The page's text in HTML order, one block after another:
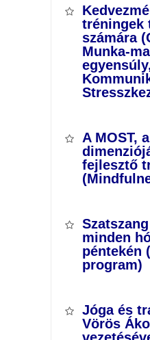
tréningek
számára
Munka-
A MOST,
fejlesztő
minden
péntekén
program)
Jóga és
Vörös